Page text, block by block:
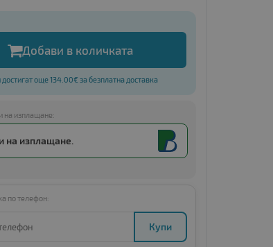
Добави в количката
достигат още 134.00€ за безплатна доставка
на изплащане:
на изплащане.
по телефон:
Купи